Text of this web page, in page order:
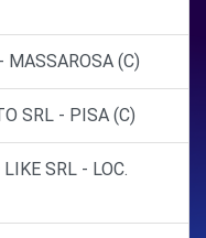
(C)
SRL - PISA (C)
SRL - LOC.